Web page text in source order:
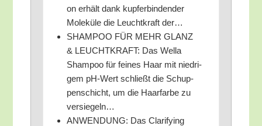
on erhält dank kup­fer­bin­den­der
Mole­kü­le die Leucht­kraft der…
SHAMPOO FÜR MEHR GLANZ
& LEUCHTKRAFT: Das Wel­la
Sham­poo für fei­nes Haar mit nied­ri­
gem pH-Wert schließt die Schup­
pen­schicht, um die Haar­far­be zu
versiegeln…
ANWENDUNG: Das Cla­ri­fy­ing